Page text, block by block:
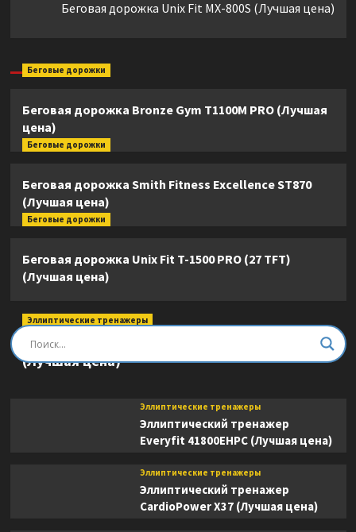
Беговая дорожка Unix Fit MX-800S (Лучшая цена)
Беговые дорожки
Беговая дорожка Bronze Gym T1100M PRO (Лучшая
цена)
Беговые дорожки
Беговая дорожка Smith Fitness Excellence ST870
(Лучшая цена)
Беговые дорожки
Беговая дорожка Unix Fit T-1500 PRO (27 TFT)
(Лучшая цена)
Эллиптические тренажеры
Эллиптический тренажер DFC E8745T
(Лучшая цена)
Эллиптические тренажеры
Эллиптический тренажер
Everyfit 41800EHPC (Лучшая цена)
Эллиптические тренажеры
Эллиптический тренажер
CardioPower X37 (Лучшая цена)